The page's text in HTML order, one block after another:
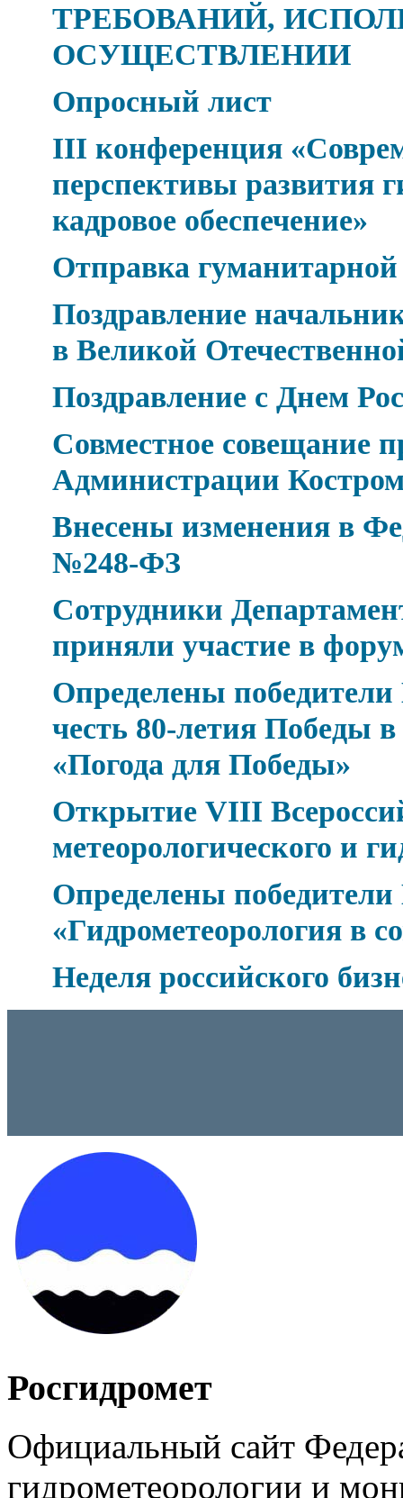
ТРЕБОВАНИЙ,
ОСУЩЕСТВЛЕНИИ
Опросный лист
III конференция
перспективы развития
кадровое обеспечение»
Отправка
Поздравление
в Великой
Поздравление с Днем
Совместное совещание
Администрации
Внесены изменения в
№248-ФЗ
Сотрудники
приняли участие в
Определены победители
честь 80-летия Победы
«Погода для Победы»
Открытие VIII
метеорологического и
Определены победители
«Гидрометеорология в
Неделя российского
Росгидромет
Официальный сайт
гидрометеорологии и